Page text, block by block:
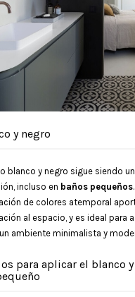
y negro
blanco y negro sigue siendo
incluso en baños pequeños
de colores atemporal
al espacio, y es ideal para
ambiente minimalista y
para aplicar el blanco